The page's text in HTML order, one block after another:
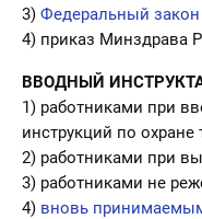
3) Федеральный
4) приказ Минздрава
ВВОДНЫЙ
1) работниками при
инструкций по охране
2) работниками при
3) работниками не
4) вновь